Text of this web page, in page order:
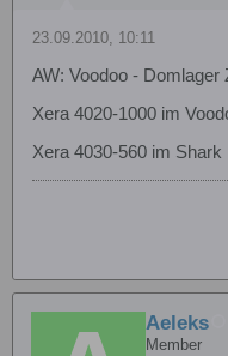
23.09.2010, 10:11
AW: Voodoo -
Xera 4020-1000 im
Xera 4030-560 im Shark
Aeleks
Member